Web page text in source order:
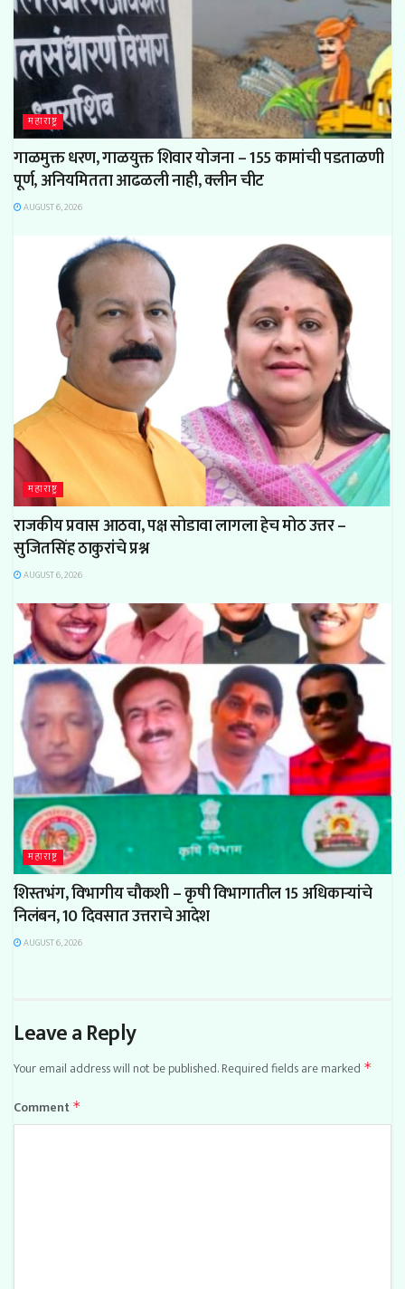
महाराष्ट्र
गाळमुक्त धरण, गाळयुक्त शिवार योजना – 155 कामांची पडताळणी
पूर्ण, अनियमितता आढळली नाही, क्लीन चीट
AUGUST 6, 2026
महाराष्ट्र
राजकीय प्रवास आठवा, पक्ष सोडावा लागला हेच मोठ उत्तर –
सुजितसिंह ठाकुरांचे प्रश्न
AUGUST 6, 2026
महाराष्ट्र
शिस्तभंग, विभागीय चौकशी – कृषी विभागातील 15 अधिकाऱ्यांचे
निलंबन, 10 दिवसात उत्तराचे आदेश
AUGUST 6, 2026
Leave a Reply
Your email address will not be published.Required fields are marked *
Comment *